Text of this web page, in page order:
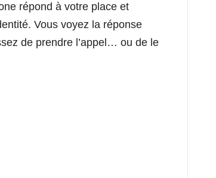
répond à votre place et
Vous voyez la réponse
de prendre l’appel… ou de le